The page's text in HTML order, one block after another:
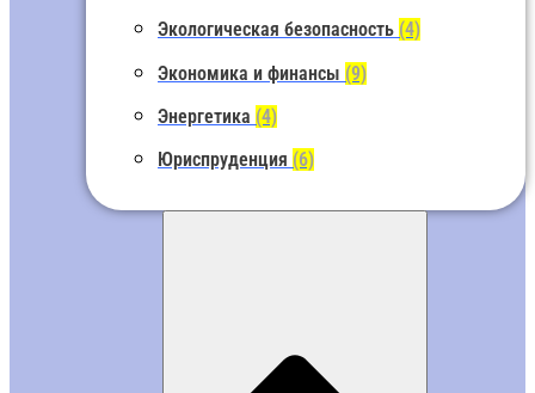
Экологическая безопасность (4)
Экономика и финансы (9)
Энергетика (4)
Юриспруденция (6)